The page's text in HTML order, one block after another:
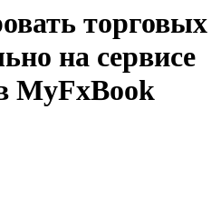
торговых
на сервисе
MyFxBook